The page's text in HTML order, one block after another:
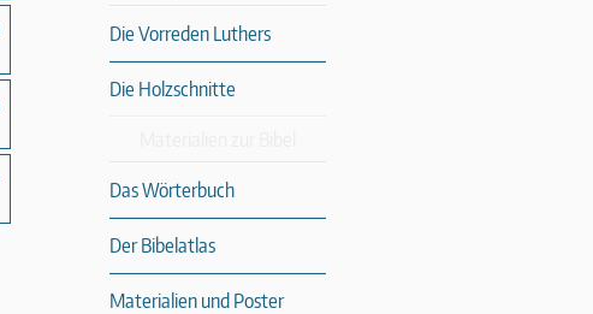
Die Vorreden Luthers
Die Holzschnitte
Das Wörterbuch
Der Bibelatlas
Materialien und Poster